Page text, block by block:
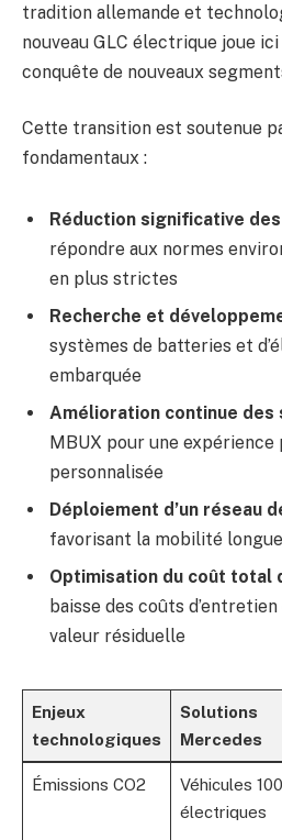
tradition allemande et
nouveau GLC électrique joue
conquête de nouveaux
Cette transition est soutenue
fondamentaux :
Réduction significative
répondre aux normes
en plus strictes
Recherche et
systèmes de batteries et
embarquée
Amélioration continue
MBUX pour une
personnalisée
Déploiement d’un réseau
favorisant la mobilité
Optimisation du coût total
baisse des coûts
valeur résiduelle
Enjeux
technologiques
Solutions
Mercedes
Émissions CO2
Véhicules
électriques